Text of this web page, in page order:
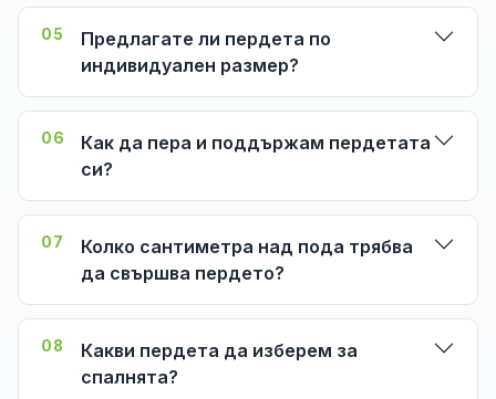
05
Предлагате ли пердета по
индивидуален размер?
06
Как да пера и поддържам пердетата
си?
07
Колко сантиметра над пода трябва
да свършва пердето?
08
Какви пердета да изберем за
спалнята?